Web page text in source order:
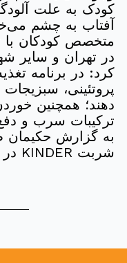
کودک به علت
آفتاب به چشم
متخصص کودکان با
در تهران و سایر
کرد: در برنامه
پروتئینی، سبزیجات
دهند؛ همچنین
ترکیبات سرب و
به گزارش
شربت KINDER در این مورد توصیه می شود.